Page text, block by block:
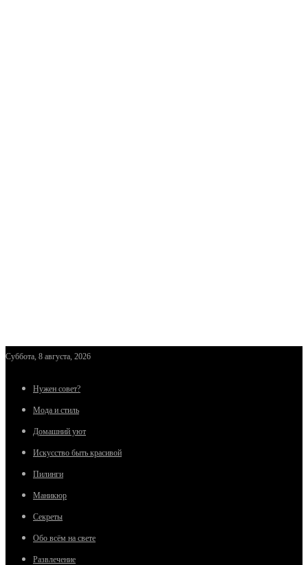
Суббота, 8 августа, 2026
Нужен совет?
Мода и стиль
Домашний уют
Искусство быть красивой
Пилинги
Маникюр
Секреты
Обо всём на свете
Развлечение